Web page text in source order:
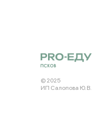
© 2025
ИП Салопова Ю. В.